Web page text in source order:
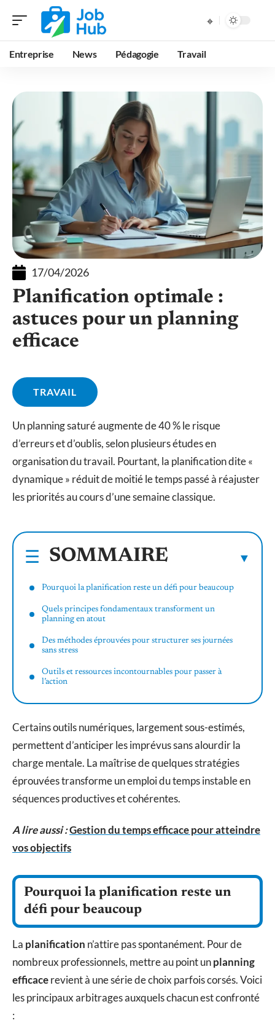
Entreprise News Pédagogie Travail
17/04/2026
Planification optimale :
astuces pour un planning
efficace
TRAVAIL
Un planning saturé augmente de 40 % le risque
d’erreurs et d’oublis, selon plusieurs études en
organisation du travail. Pourtant, la planification dite «
dynamique » réduit de moitié le temps passé à réajuster
les priorités au cours d’une semaine classique.
SOMMAIRE
Pourquoi la planification reste un défi pour beaucoup
Quels principes fondamentaux transforment un
planning en atout
Des méthodes éprouvées pour structurer ses journées
sans stress
Outils et ressources incontournables pour passer à
l’action
Certains outils numériques, largement sous-estimés,
permettent d’anticiper les imprévus sans alourdir la
charge mentale. La maîtrise de quelques stratégies
éprouvées transforme un emploi du temps instable en
séquences productives et cohérentes.
A lire aussi :Gestion du temps efficace pour atteindre
vos objectifs
Pourquoi la planification reste un
défi pour beaucoup
La planification n’attire pas spontanément. Pour de
nombreux professionnels, mettre au point unplanning
efficacerevient à une série de choix parfois corsés. Voici
les principaux arbitrages auxquels chacun est confronté
: